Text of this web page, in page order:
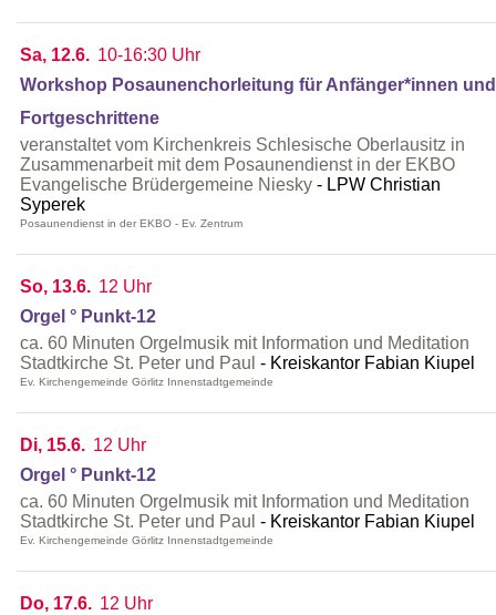
Sa, 12.6. 10-16:30 Uhr
Workshop Posaunenchorleitung für Anfänger*innen und
Fortgeschrittene
veranstaltet vom Kirchenkreis Schlesische Oberlausitz in
Zusammenarbeit mit dem Posaunendienst in der EKBO
Evangelische Brüdergemeine Niesky
LPW Christian
Syperek
Posaunendienst in der EKBO - Ev. Zentrum
So, 13.6. 12 Uhr
Orgel ° Punkt-12
ca. 60 Minuten Orgelmusik mit Information und Meditation
Stadtkirche St. Peter und Paul
Kreiskantor Fabian Kiupel
Ev. Kirchengemeinde Görlitz Innenstadtgemeinde
Di, 15.6. 12 Uhr
Orgel ° Punkt-12
ca. 60 Minuten Orgelmusik mit Information und Meditation
Stadtkirche St. Peter und Paul
Kreiskantor Fabian Kiupel
Ev. Kirchengemeinde Görlitz Innenstadtgemeinde
Do, 17.6. 12 Uhr